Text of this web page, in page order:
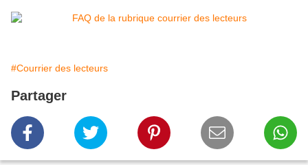
#Courrier des lecteurs
Partager